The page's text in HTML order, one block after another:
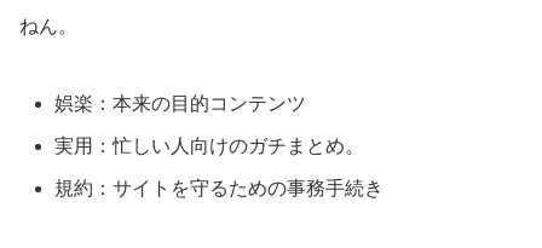
ねん。
娯楽：本来の目的コンテンツ
実用：忙しい人向けのガチまとめ。
規約：サイトを守るための事務手続き